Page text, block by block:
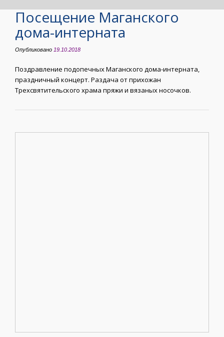
Посещение Маганского
дома-интерната
Опубликовано 19.10.2018
Поздравление подопечных Маганского дома-интерната,
праздничный концерт. Раздача от прихожан
Трехсвятительского храма пряжи и вязаных носочков.